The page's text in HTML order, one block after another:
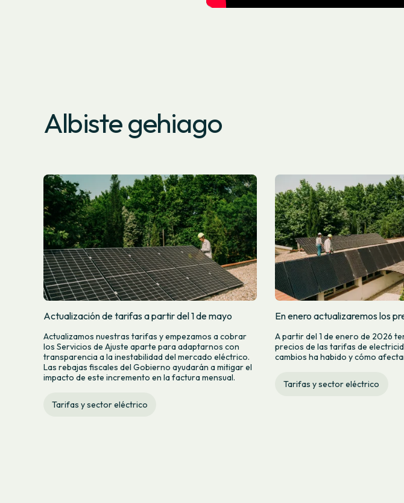
Albiste gehiago
Actualización de tarifas a partir del 1 de mayo
Actualizamos nuestras tarifas y empezamos a cobrar
los Servicios de Ajuste aparte para adaptarnos con
transparencia a la inestabilidad del mercado eléctrico.
Las rebajas fiscales del Gobierno ayudarán a mitigar el
impacto de este incremento en la factura mensual.
Tarifas y sector eléctrico
En enero actualizaremos los
A partir del 1 de enero de 2026
precios de las tarifas de
cambios ha habido y cómo
Tarifas y sector eléctrico